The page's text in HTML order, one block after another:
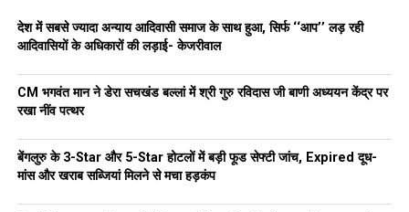
देश में सबसे ज्यादा अन्याय आदिवासी समाज के साथ हुआ, सिर्फ ‘‘आप’’ लड़ रही
आदिवासियों के अधिकारों की लड़ाई- केजरीवाल
CM भगवंत मान ने डेरा सचखंड बल्लां में श्री गुरु रविदास जी बाणी अध्ययन केंद्र पर
रखा नींव पत्थर
बेंगलुरु के 3-Star और 5-Star होटलों में बड़ी फूड सेफ्टी जांच, Expired दूध-
मांस और खराब सब्जियां मिलने से मचा हड़कंप